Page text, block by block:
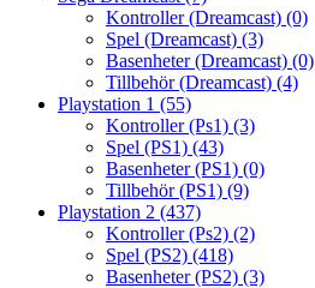
Kontroller (Dreamcast) (0)
Spel (Dreamcast) (3)
Basenheter (Dreamcast) (0)
Tillbehör (Dreamcast) (4)
Playstation 1 (55)
Kontroller (Ps1) (3)
Spel (PS1) (43)
Basenheter (PS1) (0)
Tillbehör (PS1) (9)
Playstation 2 (437)
Kontroller (Ps2) (2)
Spel (PS2) (418)
Basenheter (PS2) (3)